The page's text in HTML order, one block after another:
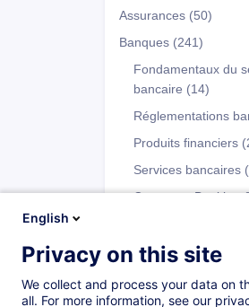
Assurances (50)
Banques (241)
Fondamentaux du
bancaire (14)
Réglementations
Produits financiers
Services bancaires
Corporate Banking
Opérations Back-
contrôle de gestion
Programmes
English
Privacy on this site
We collect and process your data on
all. For more information, see our